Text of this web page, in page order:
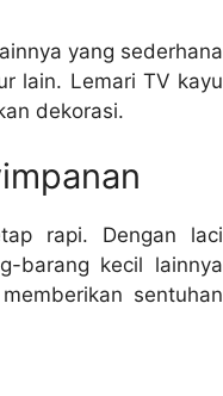
yang sederhana
lain. Lemari TV kayu
dekorasi.
rapi. Dengan laci
barang kecil lainnya
sentuhan